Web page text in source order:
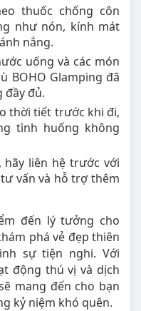
thuốc chống côn
như nón, kính mát
nắng.
uống và các món
BOHO Glamping đã
đầy đủ.
thời tiết trước khi đi,
tình huống không
hãy liên hệ trước với
vấn và hỗ trợ thêm
đến lý tưởng cho
phá vẻ đẹp thiên
sự tiện nghi. Với
động thú vị và dịch
mang đến cho bạn
kỷ niệm khó quên.